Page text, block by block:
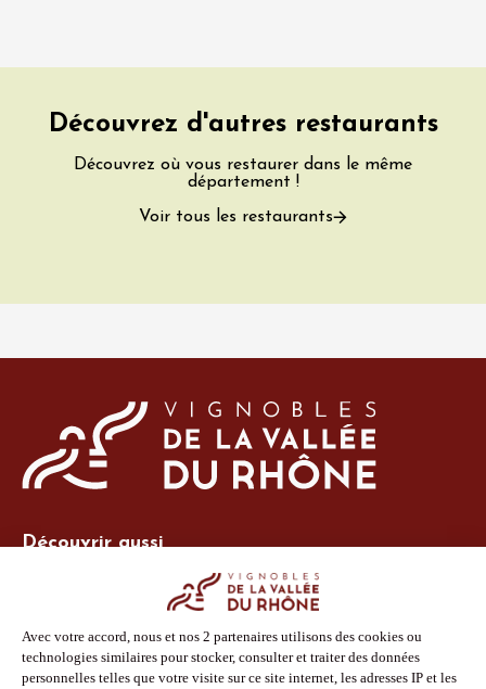
Découvrez d'autres restaurants
Découvrez où vous restaurer dans le même
département !
Voir tous les restaurants
Découvrir aussi
Espace adhérent
Espace presse
Phototèque